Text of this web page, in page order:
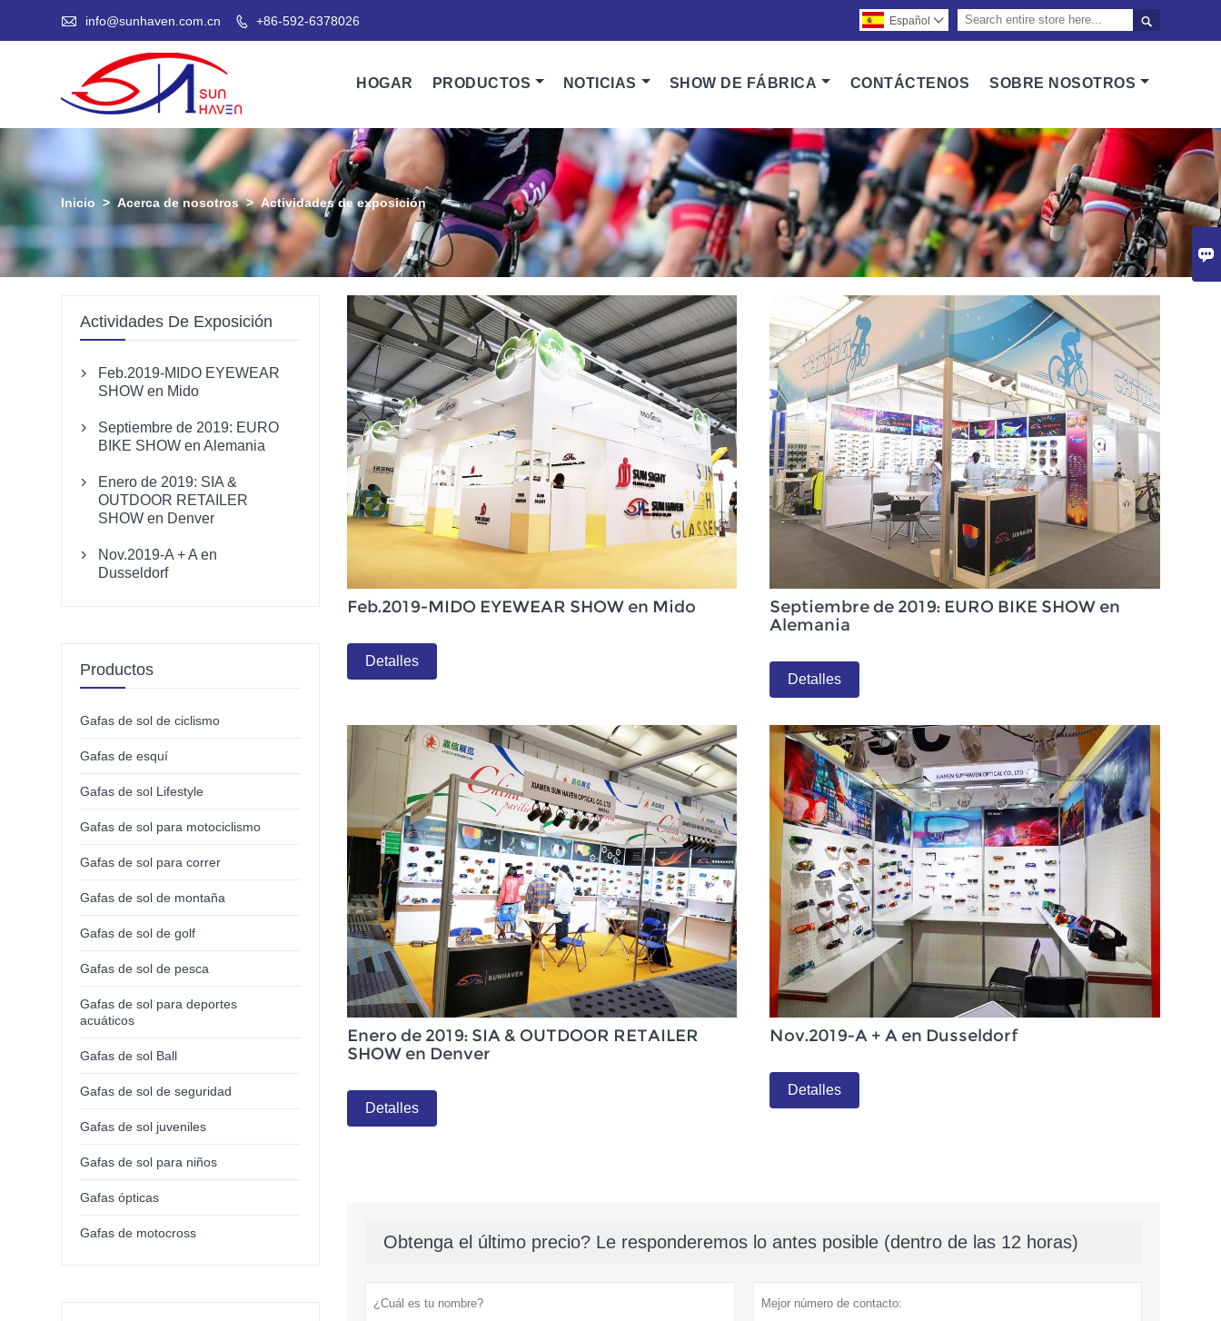

 info@sunhaven.com.cn  +86-592-6378026 
Español 
HOGAR PRODUCTOS NOTICIAS SHOW DE FÁBRICA CONTÁCTENOS SOBRE NOSOTROS
Inicio > Acerca de nosotros > Actividades de exposición
Feb.2019-MIDO EYEWEAR SHOW en Mido
Detalles
Septiembre de 2019: EURO BIKE SHOW en
Alemania
Detalles
Enero de 2019: SIA & OUTDOOR RETAILER
SHOW en Denver
Detalles
Nov.2019-A + A en Dusseldorf
Detalles
Obtenga el último precio? Le responderemos lo antes posible (dentro de las 12 horas)
Actividades De Exposición

Feb.2019-MIDO EYEWEAR
SHOW en Mido

Septiembre de 2019: EURO
BIKE SHOW en Alemania

Enero de 2019: SIA &
OUTDOOR RETAILER
SHOW en Denver

Nov.2019-A + A en
Dusseldorf
Productos
Gafas de sol de ciclismo
Gafas de esquí
Gafas de sol Lifestyle
Gafas de sol para motociclismo
Gafas de sol para correr
Gafas de sol de montaña
Gafas de sol de golf
Gafas de sol de pesca
Gafas de sol para deportes
acuáticos
Gafas de sol Ball
Gafas de sol de seguridad
Gafas de sol juveniles
Gafas de sol para niños
Gafas ópticas
Gafas de motocross